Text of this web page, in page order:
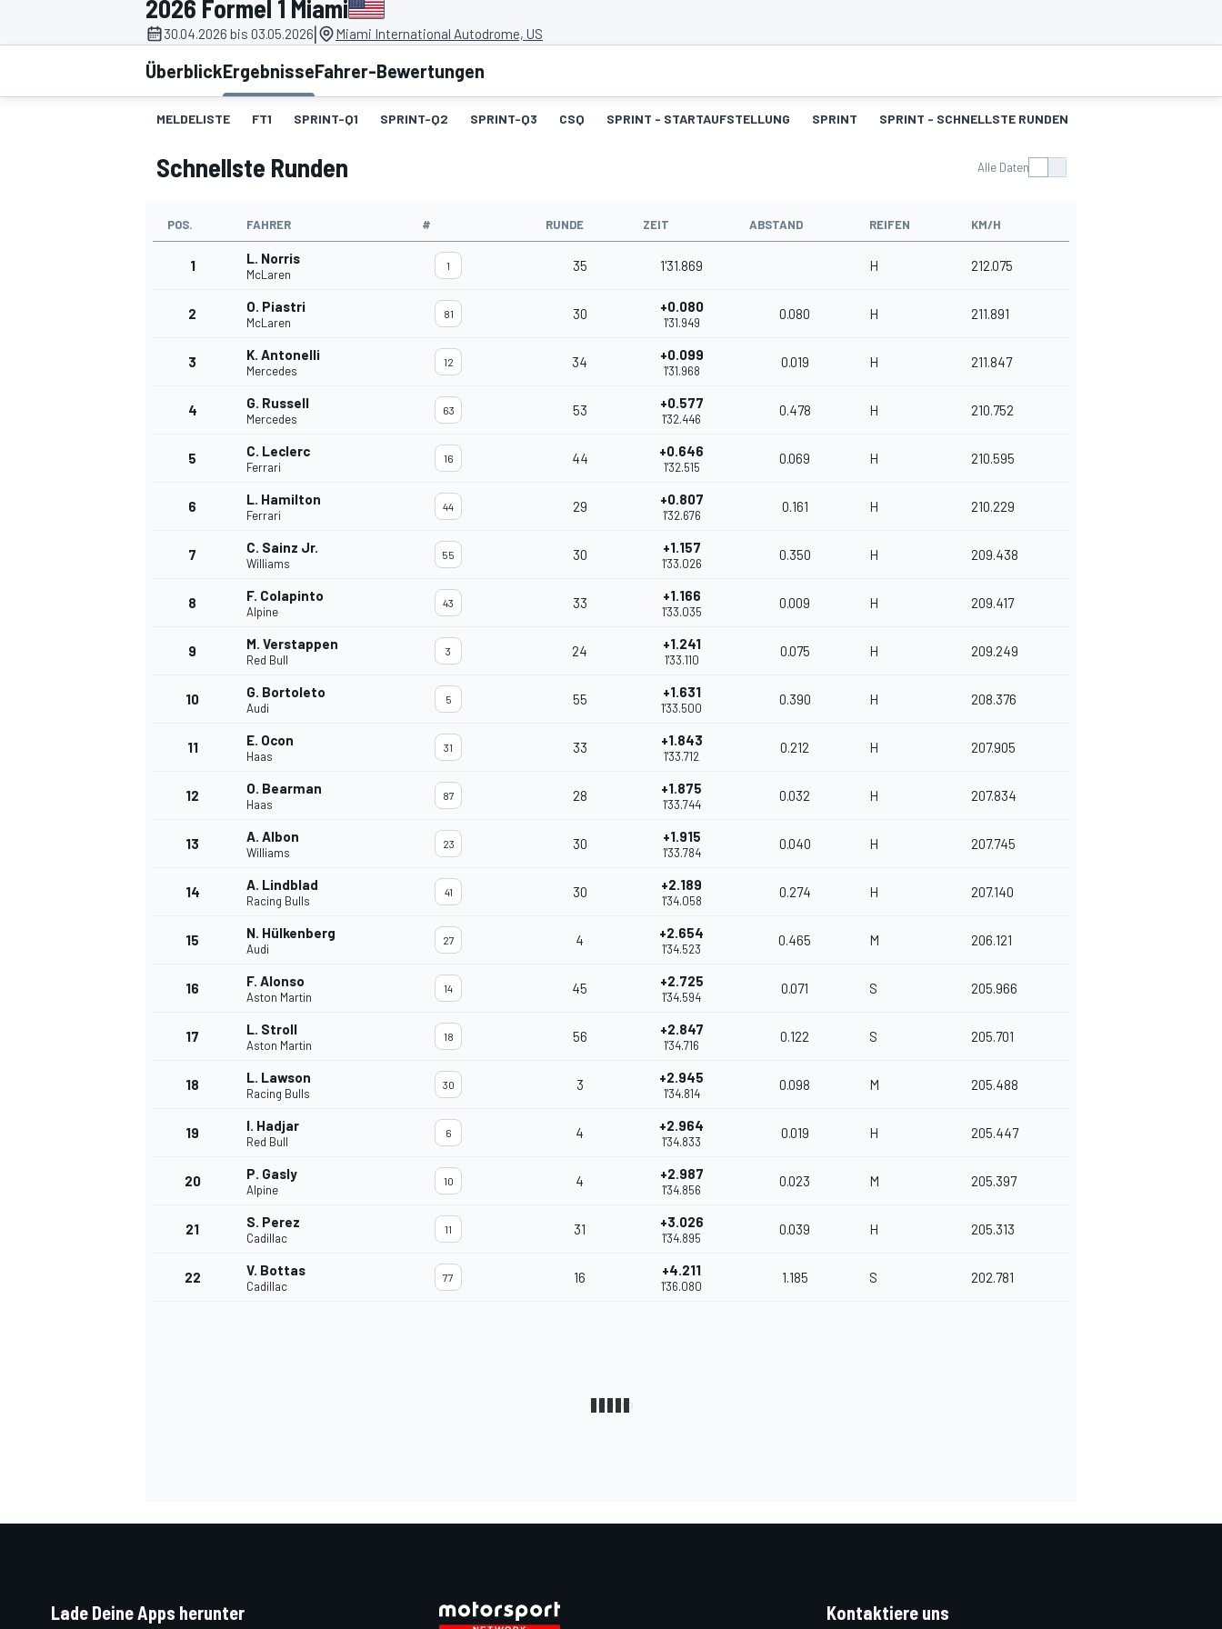
MOTOGP
2026 Formel 1 Miami
30.04.2026 bis 03.05.2026| Miami International Autodrome, US
ÜberblickErgebnisseFahrer-Bewertungen
MELDELISTE FT1 SPRINT-Q1 SPRINT-Q2 SPRINT-Q3 CSQ SPRINT - STARTAUFSTELLUNG SPRINT SPRINT - SCHNELLSTE RUNDEN
Schnellste Runden Alle Daten
POS. FAHRER # RUNDE ZEIT ABSTAND REIFEN KM/H
1 L. Norris
McLaren
1 35 1'31.869 H 212.075
2 O. Piastri
McLaren
81 30 +0.080
1'31.949
0.080 H 211.891
3 K. Antonelli
Mercedes
12 34 +0.099
1'31.968
0.019 H 211.847
4 G. Russell
Mercedes
63 53 +0.577
1'32.446
0.478 H 210.752
5 C. Leclerc
Ferrari
16 44 +0.646
1'32.515
0.069 H 210.595
6 L. Hamilton
Ferrari
44 29 +0.807
1'32.676
0.161 H 210.229
7 C. Sainz Jr.
Williams
55 30 +1.157
1'33.026
0.350 H 209.438
8 F. Colapinto
Alpine
43 33 +1.166
1'33.035
0.009 H 209.417
9 M. Verstappen
Red Bull
3 24 +1.241
1'33.110
0.075 H 209.249
10 G. Bortoleto
Audi
5 55 +1.631
1'33.500
0.390 H 208.376
11 E. Ocon
Haas
31 33 +1.843
1'33.712
0.212 H 207.905
12 O. Bearman
Haas
87 28 +1.875
1'33.744
0.032 H 207.834
13 A. Albon
Williams
23 30 +1.915
1'33.784
0.040 H 207.745
14 A. Lindblad
Racing Bulls
41 30 +2.189
1'34.058
0.274 H 207.140
15 N. Hülkenberg
Audi
27 4 +2.654
1'34.523
0.465 M 206.121
16 F. Alonso
Aston Martin
14 45 +2.725
1'34.594
0.071 S 205.966
17 L. Stroll
Aston Martin
18 56 +2.847
1'34.716
0.122 S 205.701
18 L. Lawson
Racing Bulls
30 3 +2.945
1'34.814
0.098 M 205.488
19 I. Hadjar
Red Bull
6 4 +2.964
1'34.833
0.019 H 205.447
20 P. Gasly
Alpine
10 4 +2.987
1'34.856
0.023 M 205.397
21 S. Perez
Cadillac
11 31 +3.026
1'34.895
0.039 H 205.313
22 V. Bottas
Cadillac
77 16 +4.211
1'36.080
1.185 S 202.781
Lade Deine Apps herunter Kontaktiere uns